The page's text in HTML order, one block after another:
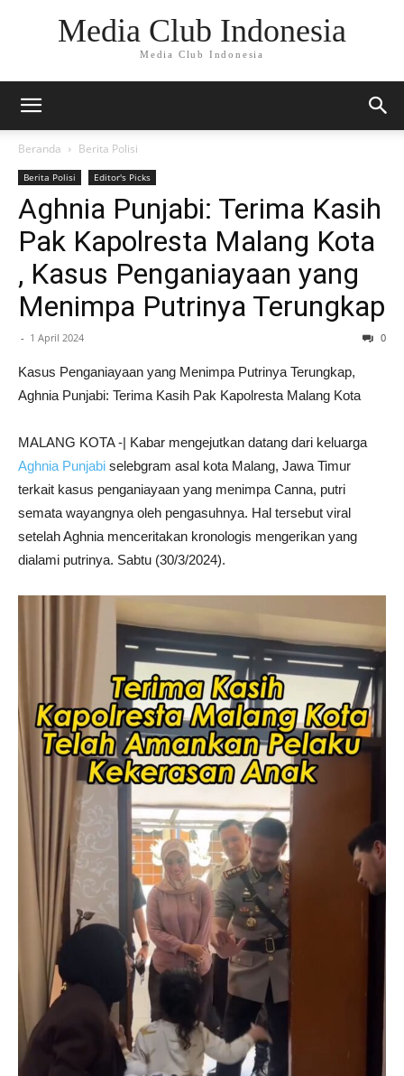
Media Club Indonesia
Media Club Indonesia
Beranda Berita Polisi
Berita Polisi Editor's Picks
Aghnia Punjabi: Terima Kasih
Pak Kapolresta Malang Kota
, Kasus Penganiayaan yang
Menimpa Putrinya Terungkap
- 1 April 2024 0
Kasus Penganiayaan yang Menimpa Putrinya Terungkap,
Aghnia Punjabi: Terima Kasih Pak Kapolresta Malang Kota
MALANG KOTA -| Kabar mengejutkan datang dari keluarga
Aghnia Punjabi selebgram asal kota Malang, Jawa Timur
terkait kasus penganiayaan yang menimpa Canna, putri
semata wayangnya oleh pengasuhnya. Hal tersebut viral
setelah Aghnia menceritakan kronologis mengerikan yang
dialami putrinya. Sabtu (30/3/2024).